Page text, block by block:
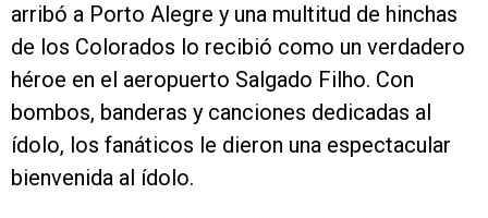
arribó a Porto Alegre y una multitud de hinchas
de los Colorados lo recibió como un verdadero
héroe en el aeropuerto Salgado Filho. Con
bombos, banderas y canciones dedicadas al
ídolo, los fanáticos le dieron una espectacular
bienvenida al ídolo.